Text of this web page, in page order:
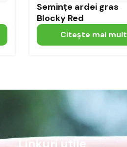
Semințe ardei gras
Blocky Red
Citeşte mai mult
Linkuri utile